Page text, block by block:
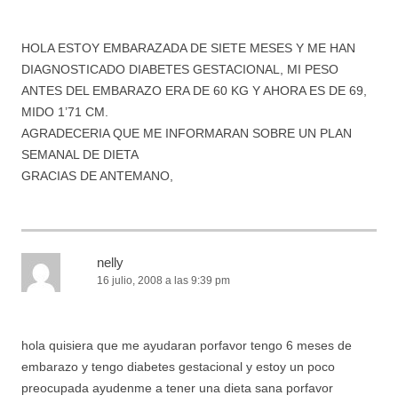
HOLA ESTOY EMBARAZADA DE SIETE MESES Y ME HAN
DIAGNOSTICADO DIABETES GESTACIONAL, MI PESO
ANTES DEL EMBARAZO ERA DE 60 KG Y AHORA ES DE 69,
MIDO 1’71 CM.
AGRADECERIA QUE ME INFORMARAN SOBRE UN PLAN
SEMANAL DE DIETA
GRACIAS DE ANTEMANO,
nelly
16 julio, 2008 a las 9:39 pm
hola quisiera que me ayudaran porfavor tengo 6 meses de
embarazo y tengo diabetes gestacional y estoy un poco
preocupada ayudenme a tener una dieta sana porfavor